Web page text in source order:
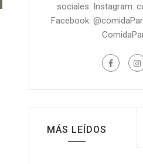
sociales: Instagram:
Facebook:
MÁS LEÍDOS